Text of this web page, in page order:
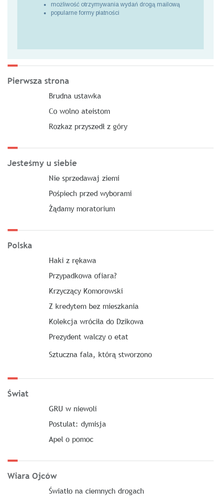
możliwość otrzymywania wydań drogą mailową
popularne formy płatności
Pierwsza strona
Brudna ustawka
Co wolno ateistom
Rozkaz przyszedł z góry
Jesteśmy u siebie
Nie sprzedawaj ziemi
Pośpiech przed wyborami
Żądamy moratorium
Polska
Haki z rękawa
Przypadkowa ofiara?
Krzyczący Komorowski
Z kredytem bez mieszkania
Kolekcja wróciła do Dzikowa
Prezydent walczy o etat
Sztuczna fala, którą stworzono
Świat
GRU w niewoli
Postulat: dymisja
Apel o pomoc
Wiara Ojców
Światło na ciemnych drogach